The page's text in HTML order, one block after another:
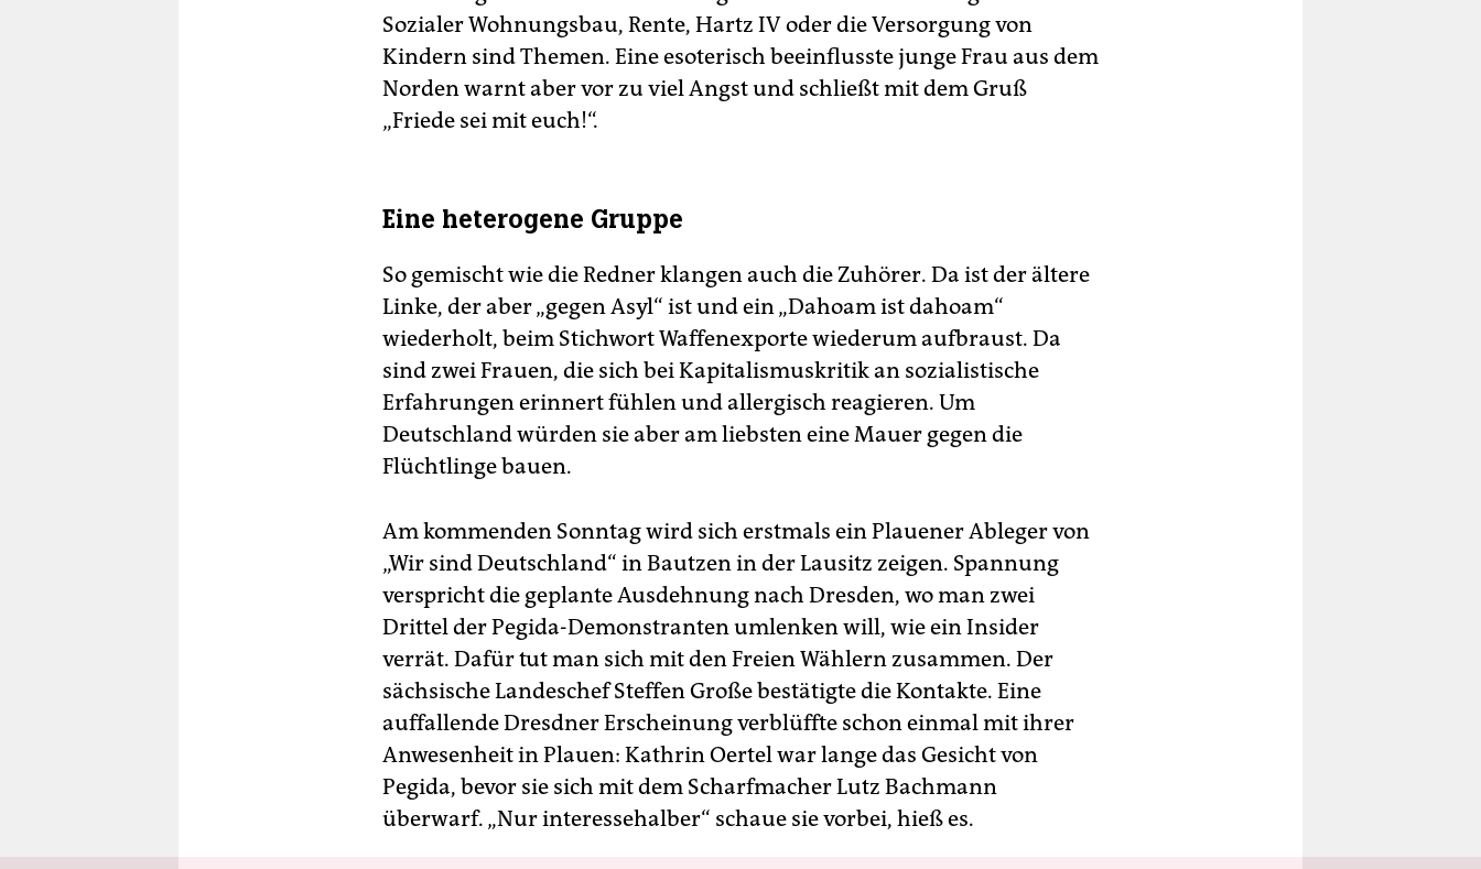
Sozialer Wohnungsbau, Rente, Hartz IV oder die Versorgung von
Kindern sind Themen. Eine esoterisch beeinflusste junge Frau aus dem
Norden warnt aber vor zu viel Angst und schließt mit dem Gruß
„Friede sei mit euch!“.
Eine heterogene Gruppe
So gemischt wie die Redner klangen auch die Zuhörer. Da ist der ältere
Linke, der aber „gegen Asyl“ ist und ein „Dahoam ist dahoam“
wiederholt, beim Stichwort Waffenexporte wiederum aufbraust. Da
sind zwei Frauen, die sich bei Kapitalismuskritik an sozialistische
Erfahrungen erinnert fühlen und allergisch reagieren. Um
Deutschland würden sie aber am liebsten eine Mauer gegen die
Flüchtlinge bauen.
Am kommenden Sonntag wird sich erstmals ein Plauener Ableger von
„Wir sind Deutschland“ in Bautzen in der Lausitz zeigen. Spannung
verspricht die geplante Ausdehnung nach Dresden, wo man zwei
Drittel der Pegida-Demonstranten umlenken will, wie ein Insider
verrät. Dafür tut man sich mit den Freien Wählern zusammen. Der
sächsische Landeschef Steffen Große bestätigte die Kontakte. Eine
auffallende Dresdner Erscheinung verblüffte schon einmal mit ihrer
Anwesenheit in Plauen: Kathrin Oertel war lange das Gesicht von
Pegida, bevor sie sich mit dem Scharfmacher Lutz Bachmann
überwarf. „Nur interessehalber“ schaue sie vorbei, hieß es.